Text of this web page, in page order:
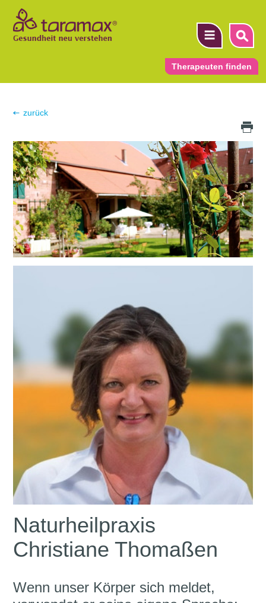
Therapeuten finden
▼
zurück
Naturheilpraxis
Christiane Thomaßen
Wenn unser Körper sich meldet,